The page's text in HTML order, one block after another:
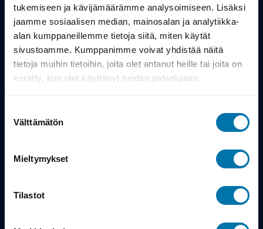
tukemiseen ja kävijämäärämme analysoimiseen. Lisäksi
jaamme sosiaalisen median, mainosalan ja analytiikka-
alan kumppaneillemme tietoja siitä, miten käytät
sivustoamme. Kumppanimme voivat yhdistää näitä
tietoja muihin tietoihin, joita olet antanut heille tai joita on
kerätty, kun olet käyttänyt heidän palvelujaan.
valinta
Välttämätön
Mieltymykset
Tilastot
Info
Toimitus
Takuu ja palautukset